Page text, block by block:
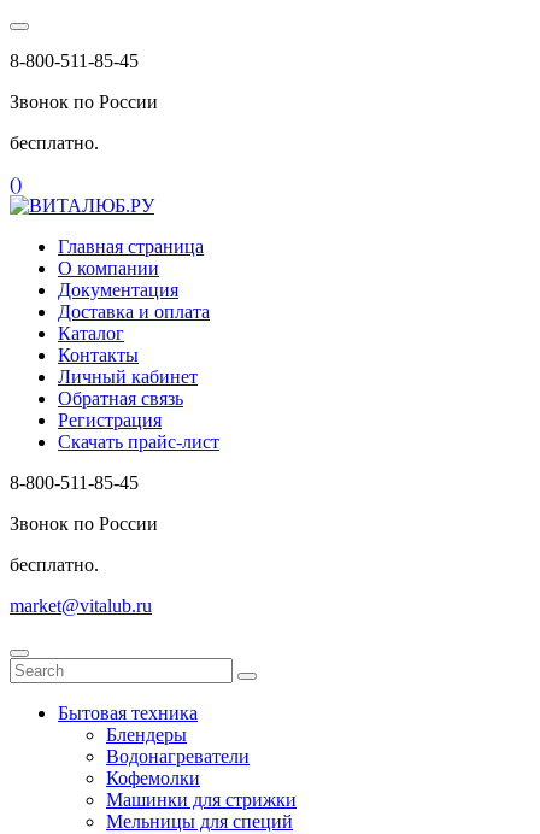
8-800-511-85-45
Звонок по России
бесплатно.
()
Главная страница
О компании
Документация
Доставка и оплата
Каталог
Контакты
Личный кабинет
Обратная связь
Регистрация
Скачать прайс-лист
8-800-511-85-45
Звонок по России
бесплатно.
market@vitalub.ru
Бытовая техника
Блендеры
Водонагреватели
Кофемолки
Машинки для стрижки
Мельницы для специй